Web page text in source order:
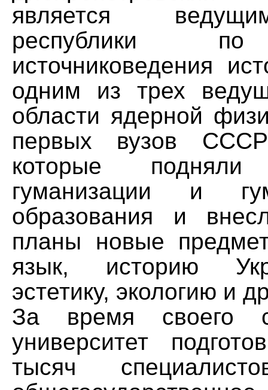
является
республики
источниковедения
одним из трех
области ядерной
первых вузов
которые
гуманизации и
образования и
планы новые
язык, историю
эстетику, экологию и
За время своего
университет
тысяч